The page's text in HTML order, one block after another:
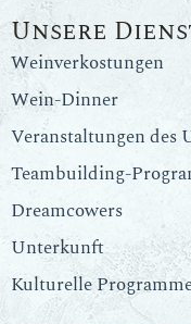
Unsere
Weinverkostungen
Wein-Dinner
Veranstaltungen des
Teambuilding-
Dreamcowers
Unterkunft
Kulturelle